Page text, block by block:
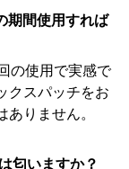
間使用すれば
の使用で実感で
クスパッチをお
りません。
いますか？